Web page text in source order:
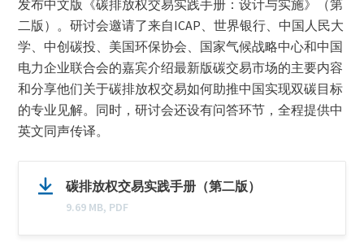
发布中文版《碳排放权交易实践手册：设计与实施》（第
二版）。研讨会邀请了来自ICAP、世界银行、中国人民大
学、中创碳投、美国环保协会、国家气候战略中心和中国
电力企业联合会的嘉宾介绍最新版碳交易市场的主要内容
和分享他们关于碳排放权交易如何助推中国实现双碳目标
的专业见解。同时，研讨会还设有问答环节，全程提供中
英文同声传译。
(optional)
名
称
碳排放权交易实践手册（第二版）
9.69 MB, PDF